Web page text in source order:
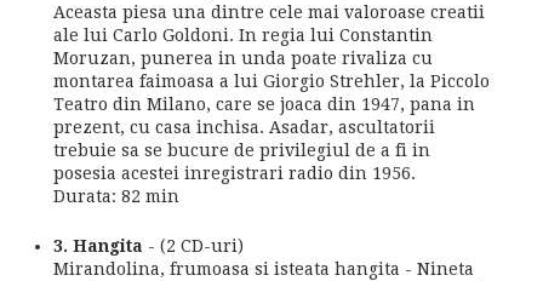
Aceasta piesa una dintre cele mai valoroase creatii
ale lui Carlo Goldoni. In regia lui Constantin
Moruzan, punerea in unda poate rivaliza cu
montarea faimoasa a lui Giorgio Strehler, la Piccolo
Teatro din Milano, care se joaca din 1947, pana in
prezent, cu casa inchisa. Asadar, ascultatorii
trebuie sa se bucure de privilegiul de a fi in
posesia acestei inregistrari radio din 1956.
Durata: 82 min
3. Hangita - (2 CD-uri)
Mirandolina, frumoasa si isteata hangita - Nineta